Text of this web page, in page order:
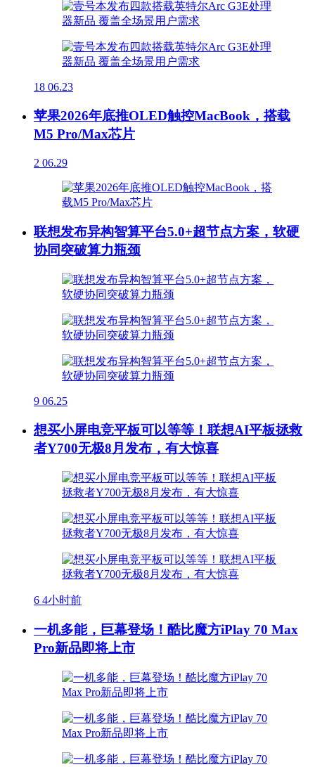
18 06.23
苹果2026年底推OLED触控MacBook，搭载
M5 Pro/Max芯片
2 06.29
联想发布异构智算平台5.0+超节点方案，软硬
协同突破算力瓶颈
9 06.25
想买小屏电竞平板可以等等！联想AI平板拯救
者Y700无极8月发布，有大惊喜
6 4小时前
一机多能，巨幕登场！酷比魔方iPlay 70 Max
Pro新品即将上市